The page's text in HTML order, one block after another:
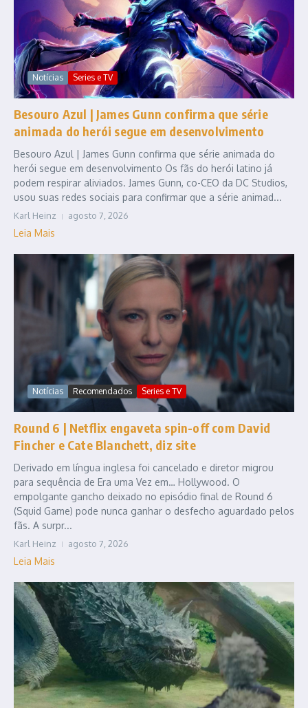
Notícias Series e TV
Besouro Azul | James Gunn confirma que série
animada do herói segue em desenvolvimento
Besouro Azul | James Gunn confirma que série animada do
herói segue em desenvolvimento Os fãs do herói latino já
podem respirar aliviados. James Gunn, co-CEO da DC Studios,
usou suas redes sociais para confirmar que a série animad...
Karl Heinz agosto 7, 2026
Leia Mais
Notícias Recomendados Series e TV
Round 6 | Netflix engaveta spin-off com David
Fincher e Cate Blanchett, diz site
Derivado em língua inglesa foi cancelado e diretor migrou
para sequência de Era uma Vez em… Hollywood. O
empolgante gancho deixado no episódio final de Round 6
(Squid Game) pode nunca ganhar o desfecho aguardado pelos
fãs. A surpr...
Karl Heinz agosto 7, 2026
Leia Mais